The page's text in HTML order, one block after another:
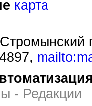
карта
- Редакции